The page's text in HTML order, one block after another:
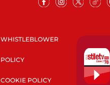
WHISTLEBLOWER
POLICY
COOKIE POLICY